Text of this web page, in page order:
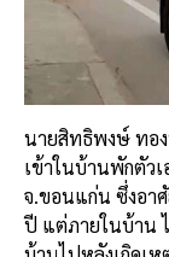
นายสิทธิพงษ์ ทอ
เข้าในบ้านพักตัว
จ.ขอนแก่น ซึ่งอา
ปี แต่ภายในบ้าน